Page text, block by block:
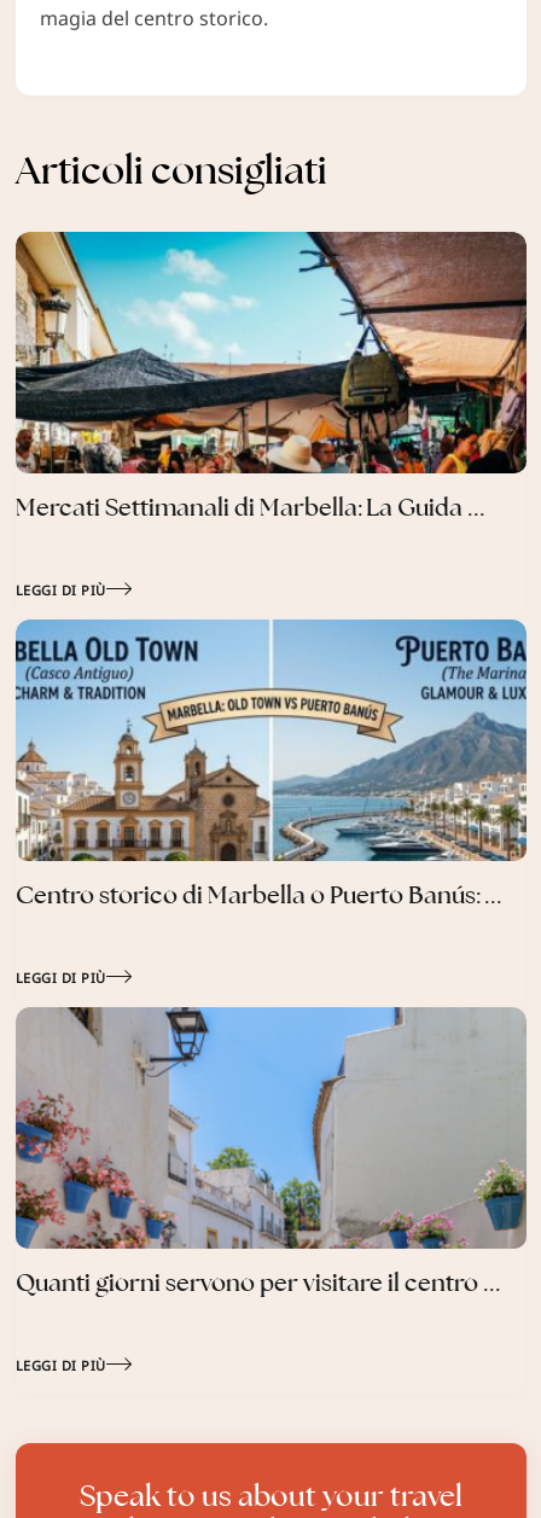
magia del centro storico.
Articoli consigliati
Mercati Settimanali di Marbella: La Guida ...
LEGGI DI PIÙ
Centro storico di Marbella o Puerto Banús: ...
LEGGI DI PIÙ
Quanti giorni servono per visitare il centro ...
LEGGI DI PIÙ
Speak to us about your travel